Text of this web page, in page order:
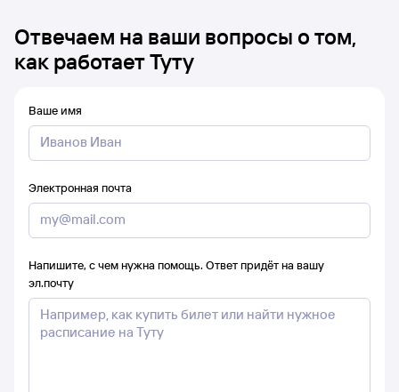
Отвечаем на ваши вопросы о том,
как работает Туту
Ваше имя
Электронная почта
Напишите, с чем нужна помощь. Ответ придёт на вашу
эл.почту